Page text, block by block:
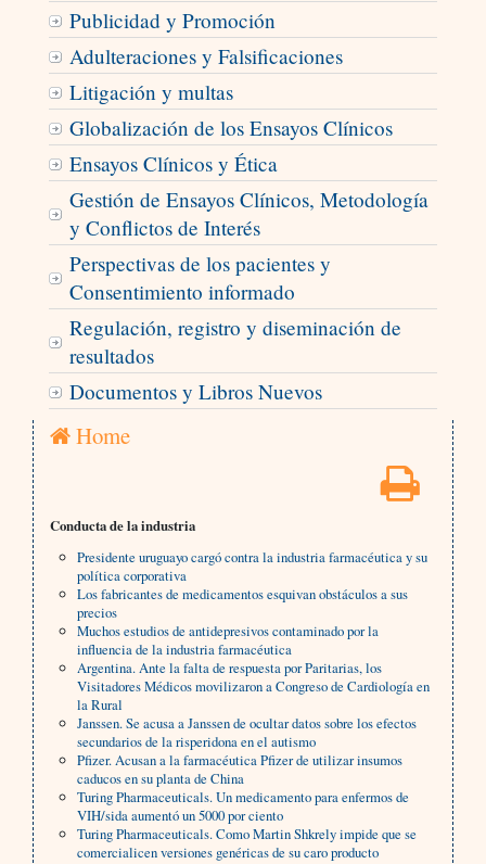
Publicidad y Promoción
Adulteraciones y Falsificaciones
Litigación y multas
Globalización de los Ensayos Clínicos
Ensayos Clínicos y Ética
Gestión de Ensayos Clínicos, Metodología
y Conflictos de Interés
Perspectivas de los pacientes y
Consentimiento informado
Regulación, registro y diseminación de
resultados
Documentos y Libros Nuevos
Home
Conducta de la industria
Presidente uruguayo cargó contra la industria farmacéutica y su
política corporativa
Los fabricantes de medicamentos esquivan obstáculos a sus
precios
Muchos estudios de antidepresivos contaminado por la
influencia de la industria farmacéutica
Argentina. Ante la falta de respuesta por Paritarias, los
Visitadores Médicos movilizaron a Congreso de Cardiología en
la Rural
Janssen. Se acusa a Janssen de ocultar datos sobre los efectos
secundarios de la risperidona en el autismo
Pfizer. Acusan a la farmacéutica Pfizer de utilizar insumos
caducos en su planta de China
Turing Pharmaceuticals. Un medicamento para enfermos de
VIH/sida aumentó un 5000 por ciento
Turing Pharmaceuticals. Como Martin Shkrely impide que se
comercialicen versiones genéricas de su caro producto